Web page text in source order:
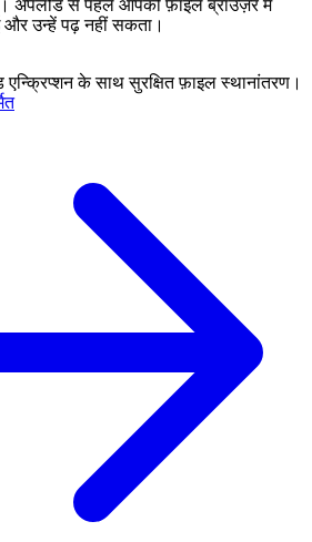
अपलोड से पहले आपकी फ़ाइलें ब्राउज़र में
और उन्हें पढ़ नहीं सकता।
के साथ सुरक्षित फ़ाइल स्थानांतरण।